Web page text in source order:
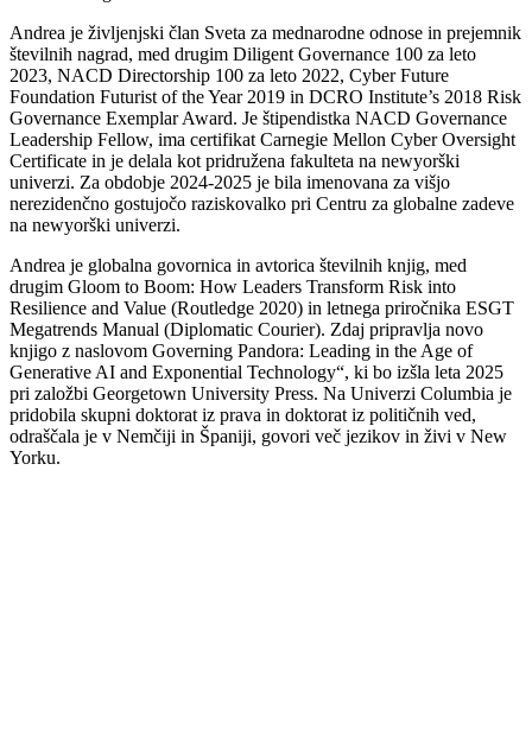
Andrea je življenjski član Sveta za mednarodne odnose in prejemnik
številnih nagrad, med drugim Diligent Governance 100 za leto
2023, NACD Directorship 100 za leto 2022, Cyber Future
Foundation Futurist of the Year 2019 in DCRO Institute’s 2018 Risk
Governance Exemplar Award. Je štipendistka NACD Governance
Leadership Fellow, ima certifikat Carnegie Mellon Cyber Oversight
Certificate in je delala kot pridružena fakulteta na newyorški
univerzi. Za obdobje 2024-2025 je bila imenovana za višjo
nerezidenčno gostujočo raziskovalko pri Centru za globalne zadeve
na newyorški univerzi.
Andrea je globalna govornica in avtorica številnih knjig, med
drugim Gloom to Boom: How Leaders Transform Risk into
Resilience and Value (Routledge 2020) in letnega priročnika ESGT
Megatrends Manual (Diplomatic Courier). Zdaj pripravlja novo
knjigo z naslovom Governing Pandora: Leading in the Age of
Generative AI and Exponential Technology“, ki bo izšla leta 2025
pri založbi Georgetown University Press. Na Univerzi Columbia je
pridobila skupni doktorat iz prava in doktorat iz političnih ved,
odraščala je v Nemčiji in Španiji, govori več jezikov in živi v New
Yorku.